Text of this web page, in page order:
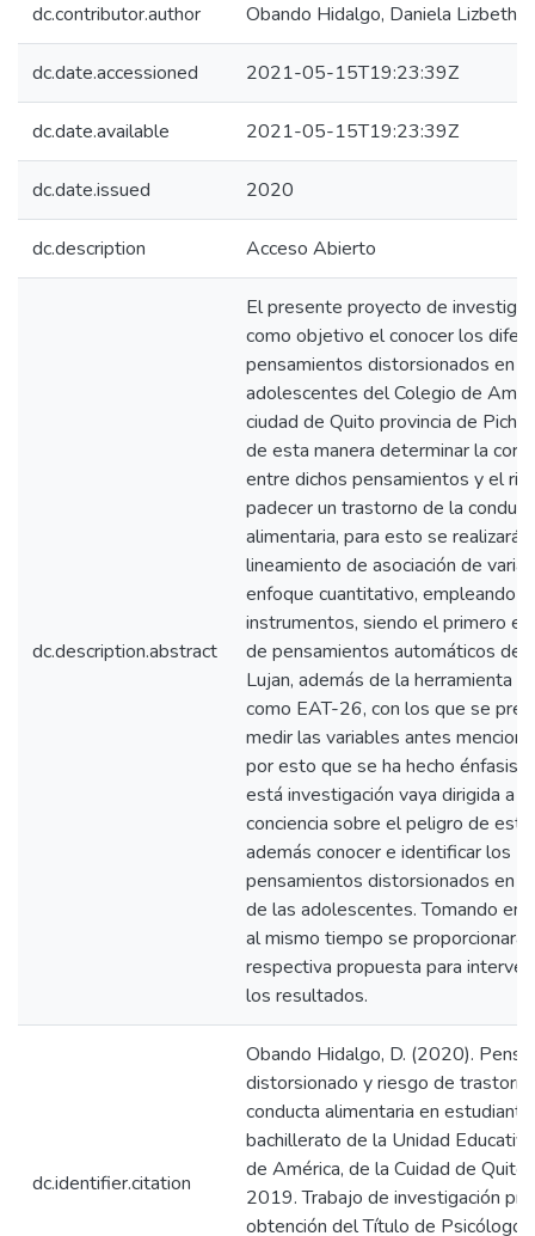
dc.contributor.author Obando Hidalgo, Daniela Lizbeth
dc.date.accessioned 2021-05-15T19:23:39Z
dc.date.available 2021-05-15T19:23:39Z
dc.date.issued 2020
dc.description Acceso Abierto
dc.description.abstract
El presente proyecto de
como objetivo el conocer los
pensamientos distorsionados en
adolescentes del Colegio de
ciudad de Quito provincia de
de esta manera determinar la
entre dichos pensamientos y el
padecer un trastorno de la
alimentaria, para esto se realizará
lineamiento de asociación de
enfoque cuantitativo, empleando
instrumentos, siendo el primero el
de pensamientos automáticos de
Lujan, además de la herramienta
como EAT-26, con los que se
medir las variables antes
por esto que se ha hecho énfasis
está investigación vaya dirigida a
conciencia sobre el peligro de
además conocer e identificar los
pensamientos distorsionados en
de las adolescentes. Tomando en
al mismo tiempo se proporcionará
respectiva propuesta para
los resultados.
dc.identifier.citation
Obando Hidalgo, D. (2020).
distorsionado y riesgo de
conducta alimentaria en
bachillerato de la Unidad
de América, de la Cuidad de Quito
2019. Trabajo de investigación
obtención del Título de Psicólogo